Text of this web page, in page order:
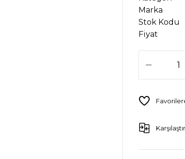
Marka
Stok Kodu
Fiyat
Karşılaştır